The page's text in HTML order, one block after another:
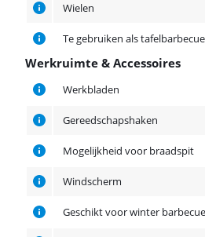
Wielen
Te gebruiken als tafelbarbecue
Werkruimte & Accessoires
Werkruimte & Accessoires
Werkbladen
Gereedschapshaken
Mogelijkheid voor braadspit
Windscherm
Geschikt voor winter barbecue